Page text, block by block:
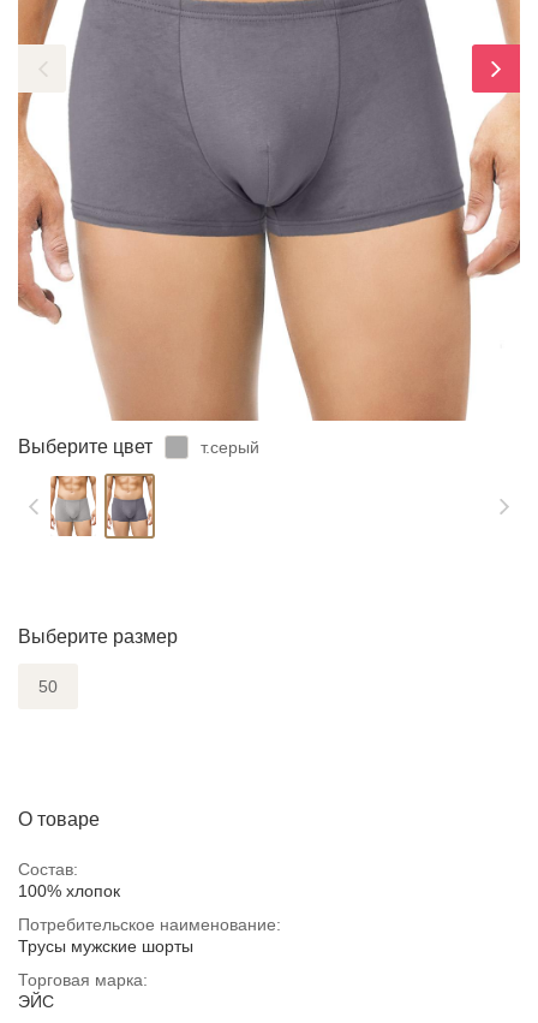
Выберите цвет т.серый
Выберите размер
50
О товаре
Состав:
100% хлопок
Потребительское наименование:
Трусы мужские шорты
Торговая марка:
ЭЙС